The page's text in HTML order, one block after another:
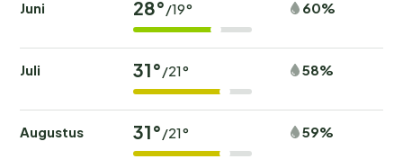
Juni 28° /19° 60%
Juli 31° /21° 58%
Augustus 31° /21° 59%